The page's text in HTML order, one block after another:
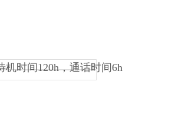
机时间120h，通话时间6h